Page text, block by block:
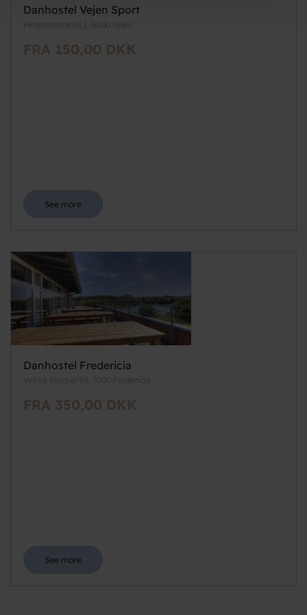
Danhostel Vejen Sport
Petersmindevej 1, 6600 Vejen
FRA 150,00 DKK
See more
Danhostel Fredericia
Vestre Ringvej 98, 7000 Fredericia
FRA 350,00 DKK
See more